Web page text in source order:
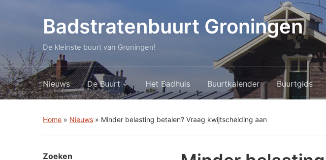
Badstratenbuurt Groningen
De kleinste buurt van Groningen!
Nieuws De Buurt Het Badhuis Buurtkalender Buurtgids
Home » Nieuws » Minder belasting betalen? Vraag kwijtschelding aan
Zoeken